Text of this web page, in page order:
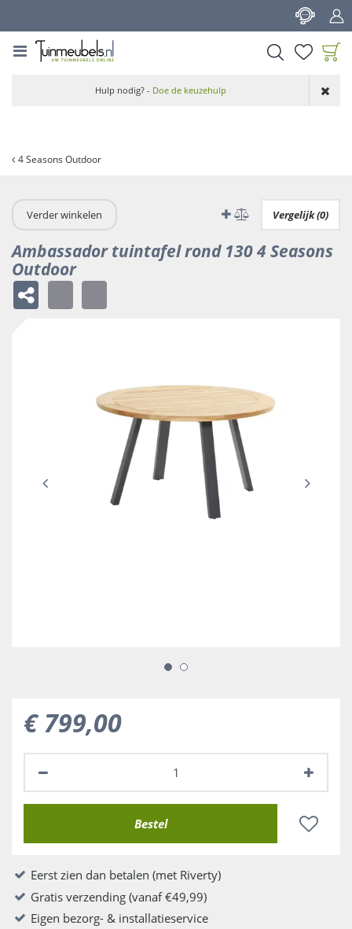
4 Seasons Outdoor
aan wensenlijst
Hulp nodig? - Doe de keuzehulp
Verder winkelen Vergelijk (0)
Ambassador tuintafel rond 130 4 Seasons
Outdoor
€ 799,00
Eerst zien dan betalen (met Riverty)
Gratis verzending (vanaf €49,99)
Eigen bezorg- & installatieservice